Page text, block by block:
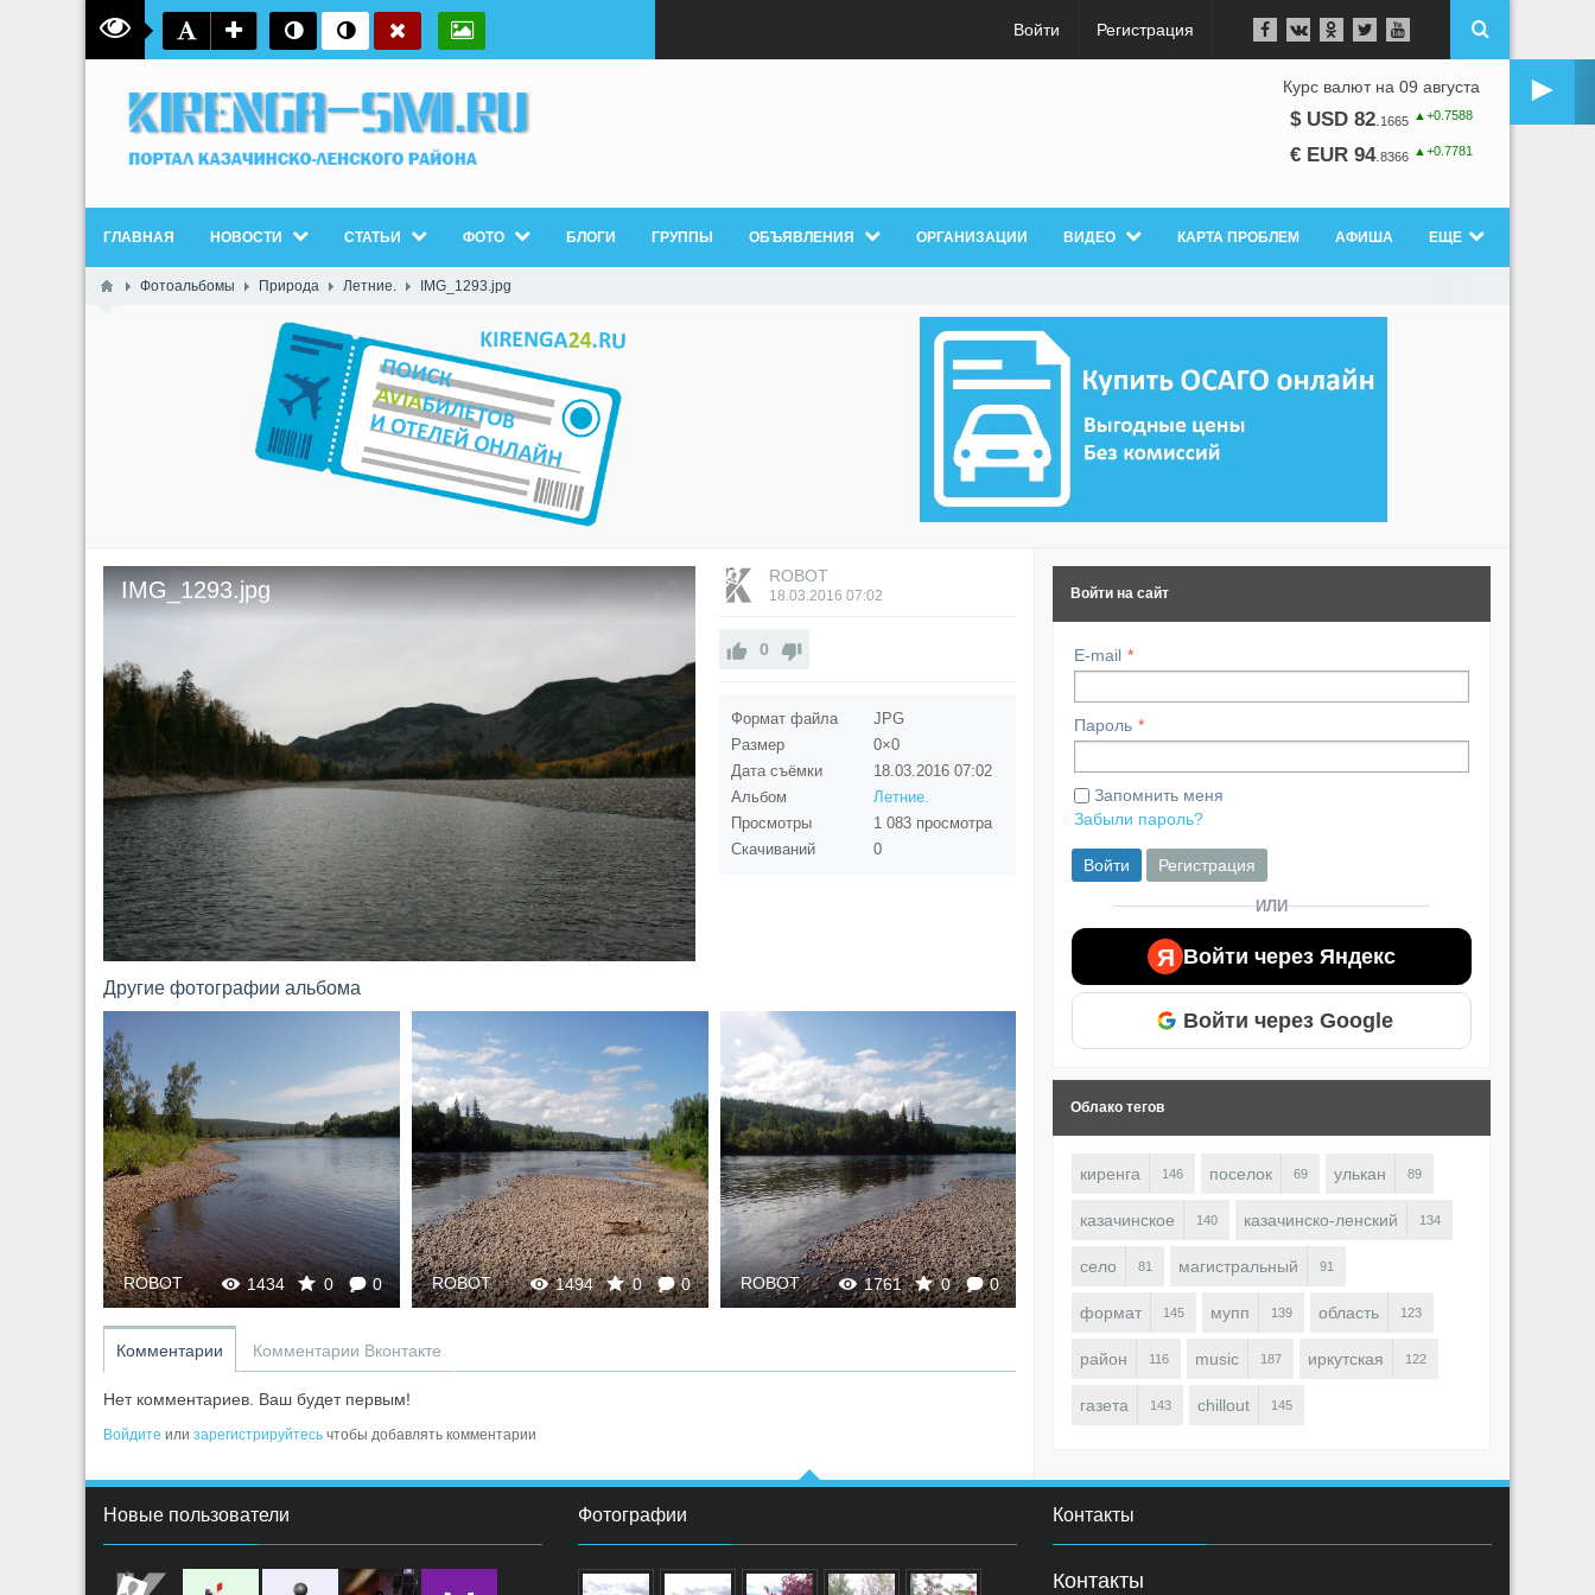
Войти Регистрация
►
Курс валют на 09 августа
$ USD 82 1665 ▲+0.7588
€ EUR 94. 8366 ▲+0.7781
ГЛАВНАЯ НОВОСТИ СТАТЬИ ФОТО БЛОГИ ГРУППЫ ОБЪЯВЛЕНИЯ ОРГАНИЗАЦИИ ВИДЕО КАРТА ПРОБЛЕМ АФИША ЕЩЕ
Фотоальбомы Природа Летние. IMG_1293.jpg
IMG_1293.jpg
ROBOT
18.03.2016 07:02
0
Формат файла
JPG
Размер
0×0
Дата съёмки
18.03.2016 07:02
Альбом
Летние.
Просмотры
1 083 просмотра
Скачиваний
0
Другие фотографии альбома
1434 0 0
ROBOT 1494 0 0
ROBOT 1761 0 0
ROBOT 0
Комментарии Комментарии Вконтакте
Нет комментариев. Ваш будет первым!
Войдите или зарегистрируйтесь чтобы добавлять комментарии
Войти на сайт
E-mail
Пароль
Запомнить меня
Забыли пароль?
Войти Регистрация
ИЛИ
Я Войти через Яндекс
Войти через Google
Облако тегов
киренга 146 поселок 69 улькан 89
казачинское 140 казачинско-ленский 134
село 81 магистральный 91
формат 145 мупп 139 область 123
район 116 music 187 иркутская 122
газета 143 chillout 145
Новые пользователи Фотографии Контакты
Контакты